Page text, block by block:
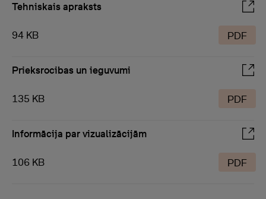
Tehniskais apraksts
94 KB PDF
Prieksrocibas un ieguvumi
135 KB PDF
Informācija par vizualizācijām
106 KB PDF